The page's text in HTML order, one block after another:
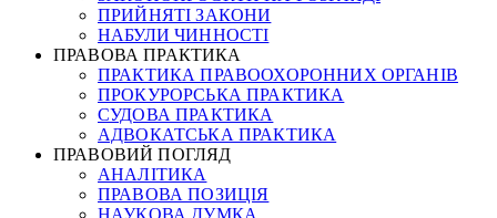
ПРИЙНЯТІ ЗАКОНИ
НАБУЛИ ЧИННОСТІ
ПРАВОВА ПРАКТИКА
ПРАКТИКА ПРАВООХОРОННИХ ОРГАНІВ
ПРОКУРОРСЬКА ПРАКТИКА
СУДОВА ПРАКТИКА
АДВОКАТСЬКА ПРАКТИКА
ПРАВОВИЙ ПОГЛЯД
АНАЛІТИКА
ПРАВОВА ПОЗИЦІЯ
НАУКОВА ДУМКА